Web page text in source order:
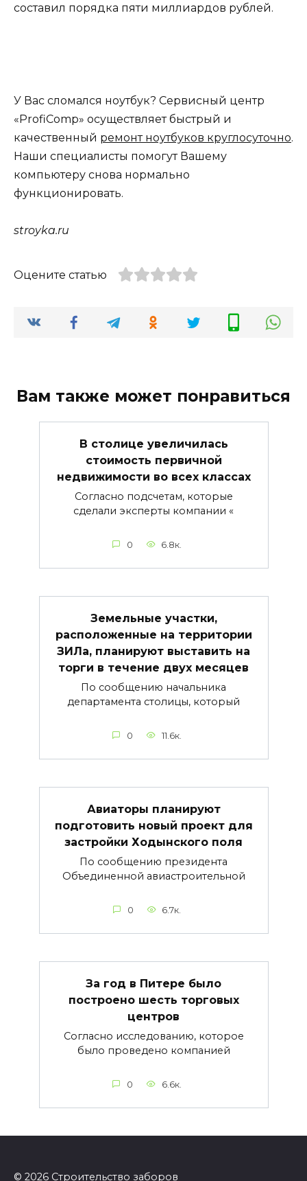
составил порядка пяти миллиардов рублей.
У Вас сломался ноутбук? Сервисный центр
«ProfiComp» осуществляет быстрый и
качественный ремонт ноутбуков круглосуточно.
Наши специалисты помогут Вашему
компьютеру снова нормально
функционировать.
stroyka.ru
Оцените статью
Вам также может понравиться
В столице увеличилась
стоимость первичной
недвижимости во всех классах
Согласно подсчетам, которые
сделали эксперты компании «
0 6.8к.
Земельные участки,
расположенные на территории
ЗИЛа, планируют выставить на
торги в течение двух месяцев
По сообщению начальника
департамента столицы, который
0 11.6к.
Авиаторы планируют
подготовить новый проект для
застройки Ходынского поля
По сообщению президента
Объединенной авиастроительной
0 6.7к.
За год в Питере было
построено шесть торговых
центров
Согласно исследованию, которое
было проведено компанией
0 6.6к.
© 2026 Строительство заборов